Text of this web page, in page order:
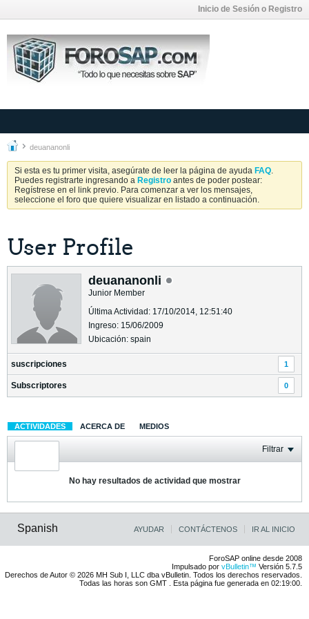
Inicio de Sesión o Registro
deuananonli
Si esta es tu primer visita, asegúrate de leer la página de ayuda FAQ.
Puedes registrarte ingresando a Registro antes de poder postear:
Regístrese en el link previo. Para comenzar a ver los mensajes,
seleccione el foro que quiere visualizar en listado a continuación.
User Profile
deuananonli
Junior Member
Última Actividad: 17/10/2014, 12:51:40
Ingreso: 15/06/2009
Ubicación: spain
suscripciones 1
Subscriptores 0
ACTIVIDADES ACERCA DE MEDIOS
Filtrar
No hay resultados de actividad que mostrar
Spanish AYUDAR CONTÁCTENOS IR AL INICIO
ForoSAP online desde 2008
Impulsado por vBulletin™ Versión 5.7.5
Derechos de Autor © 2026 MH Sub I, LLC dba vBulletin. Todos los derechos reservados.
Todas las horas son GMT . Esta página fue generada en 02:19:00.